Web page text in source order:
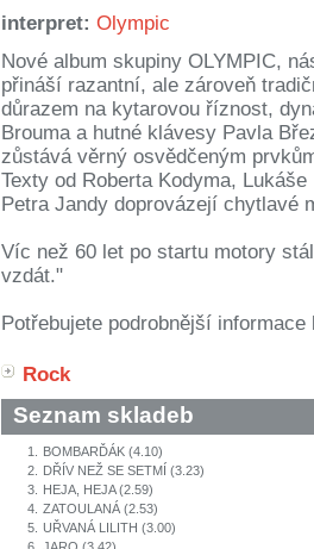
interpret: Olympic
Nové album skupiny OLYMPIC,
přináší razantní, ale zároveň
důrazem na kytarovou říznost,
Brouma a hutné klávesy Pavla
zůstává věrný osvědčeným
Texty od Roberta Kodyma,
Petra Jandy doprovázejí chytlavé
Víc než 60 let po startu motory
vzdát."
Potřebujete podrobnější
Rock
Seznam skladeb
1.
BOMBARĎÁK (4.10)
2.
DŘÍV NEŽ SE SETMÍ (3.23)
3.
HEJA, HEJA (2.59)
4. ZATOULANÁ (2.53)
5. UŘVANÁ LILITH (3.00)